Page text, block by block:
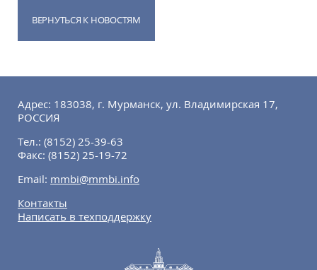
ВЕРНУТЬСЯ К НОВОСТЯМ
Адрес: 183038, г. Мурманск, ул. Владимирская 17,
РОССИЯ
Тел.: (8152) 25-39-63
Факс: (8152) 25-19-72
Email: mmbi@mmbi.info
Контакты
Написать в техподдержку